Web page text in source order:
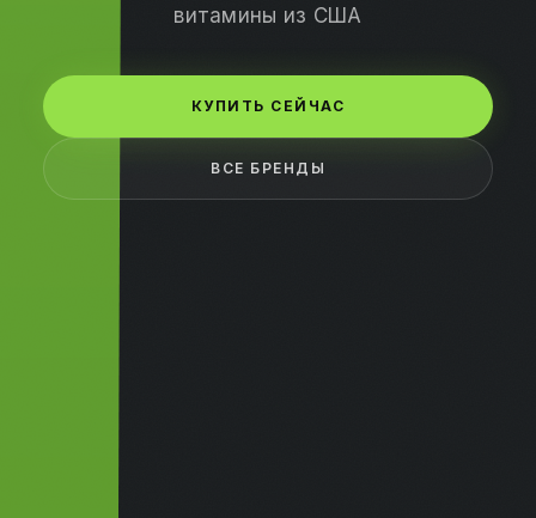
витамины из США
КУПИТЬ СЕЙЧАС
ВСЕ БРЕНДЫ